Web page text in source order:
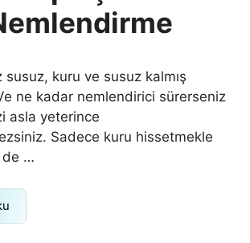
susuz, kuru ve susuz kalmış
ne kadar nemlendirici sürerseniz
asla yeterince
Sadece kuru hissetmekle
de …